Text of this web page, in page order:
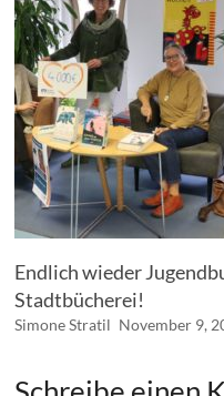
Endlich wieder
Stadtbücherei!
Simone Stratil November 9,